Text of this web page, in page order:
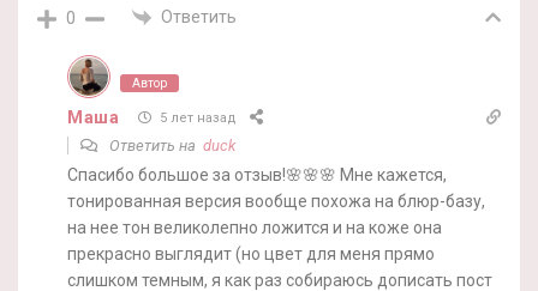
0 Ответить
Автор
Маша 5 лет назад
Ответить на duck
Спасибо большое за отзыв!🌸🌸🌸 Мне кажется,
тонированная версия вообще похожа на блюр-базу,
на нее тон великолепно ложится и на коже она
прекрасно выглядит (но цвет для меня прямо
слишком темным, я как раз собираюсь дописать пост